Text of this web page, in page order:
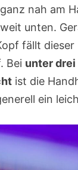
nah am
unten.
fällt dieser
Bei unter
ist die
ein